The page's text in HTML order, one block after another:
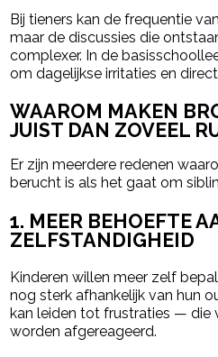
Bij tieners kan de frequentie
maar de discussies die
complexer. In de
om dagelijkse irritaties en
WAAROM MAKEN
JUIST DAN ZOVEEL
Er zijn meerdere redenen
berucht is als het gaat om
1. MEER BEHOEFTE
ZELFSTANDIGHEID
Kinderen willen meer zelf
nog sterk afhankelijk van hun
kan leiden tot frustraties — die
worden afgereageerd.